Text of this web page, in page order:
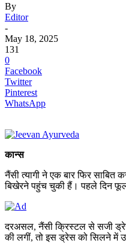
By
Editor
-
May 18, 2025
131
0
Facebook
Twitter
Pinterest
WhatsApp
कान्स
नैंसी त्यागी ने एक बार फिर साबित
बिखेरने पहुंच चुकी हैं। पहले दिन
दरअसल, नैंसी क्रिस्टल से सजी
की लगीं, तो इस ड्रेस को सिलने में